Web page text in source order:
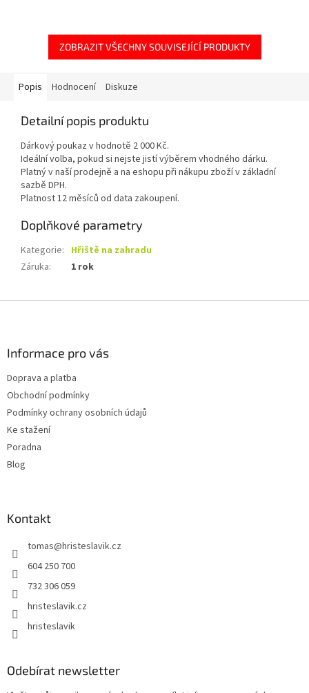
ZOBRAZIT VŠECHNY SOUVISEJÍCÍ PRODUKTY
Popis Hodnocení Diskuze
Detailní popis produktu
Dárkový poukaz v hodnotě 2 000 Kč.
Ideální volba, pokud si nejste jistí výběrem vhodného dárku.
Platný v naší prodejně a na eshopu při nákupu zboží v základní
sazbě DPH.
Platnost 12 měsíců od data zakoupení.
Doplňkové parametry
Kategorie: Hřiště na zahradu
Záruka: 1 rok
Informace pro vás
Doprava a platba
Obchodní podmínky
Podmínky ochrany osobních údajů
Ke stažení
Poradna
Blog
Kontakt
tomas@hristeslavik.cz
604 250 700
732 306 059
hristeslavik.cz
hristeslavik
Odebírat newsletter